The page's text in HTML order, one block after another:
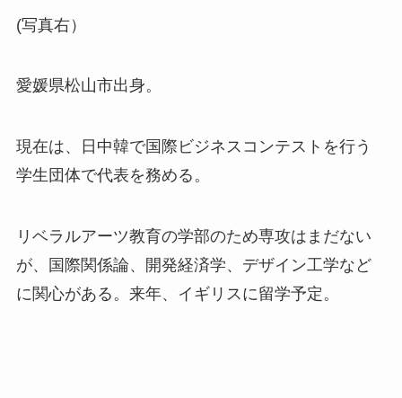
(写真右）
愛媛県松山市出身。
現在は、日中韓で国際ビジネスコンテストを行う
学生団体で代表を務める。
リベラルアーツ教育の学部のため専攻はまだない
が、国際関係論、開発経済学、デザイン工学など
に関心がある。来年、イギリスに留学予定。